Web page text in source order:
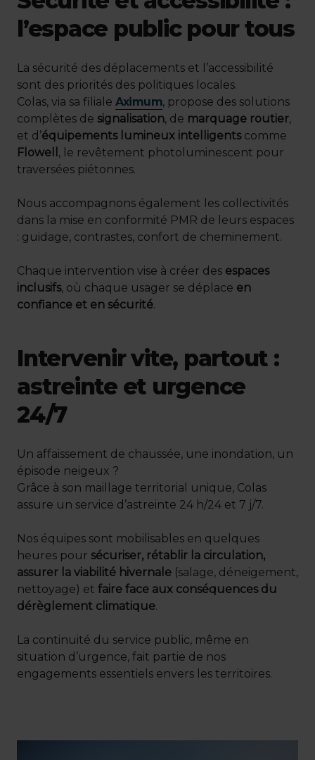
l’espace public pour tous
La sécurité des déplacements et l’accessibilité
sont des priorités des politiques locales.
Colas, via sa filiale Aximum, propose des solutions
complètes de signalisation, de marquage routier,
et d’équipements lumineux intelligentscomme
Flowell , le revêtement photoluminescent pour
traversées piétonnes.
Nous accompagnons également les collectivités
dans la mise en conformité PMR de leurs espaces
: guidage, contrastes, confort de cheminement.
Chaque intervention vise à créer des espaces
inclusifs, où chaque usager se déplace en
confiance et en sécurité.
Intervenir vite, partout :
astreinte et urgence
24/7
Un affaissement de chaussée, une inondation, un
épisode neigeux ?
Grâce à son maillage territorial unique, Colas
assure un service d’astreinte 24 h/24 et 7 j/7.
Nos équipes sont mobilisables en quelques
heures pour sécuriser, rétablir la circulation,
assurer la viabilité hivernale (salage, déneigement,
nettoyage) et faire face aux conséquences du
dérèglement climatique.
La continuité du service public, même en
situation d’urgence, fait partie de nos
engagements essentiels envers les territoires.